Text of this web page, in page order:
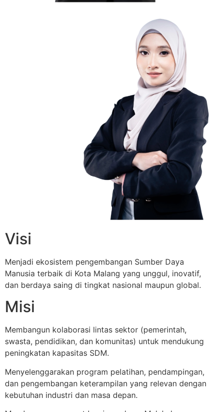
Visi
Menjadi ekosistem pengembangan Sumber Daya
Manusia terbaik di Kota Malang yang unggul, inovatif,
dan berdaya saing di tingkat nasional maupun global.
Misi
Membangun kolaborasi lintas sektor (pemerintah,
swasta, pendidikan, dan komunitas) untuk mendukung
peningkatan kapasitas SDM.
Menyelenggarakan program pelatihan, pendampingan,
dan pengembangan keterampilan yang relevan dengan
kebutuhan industri dan masa depan.